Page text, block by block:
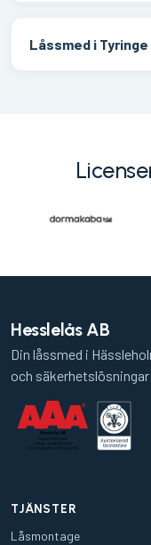
Låssmed i Tyringe
Hesslelås AB
Din låssmed i
och
TJÄNSTER
Låsmontage